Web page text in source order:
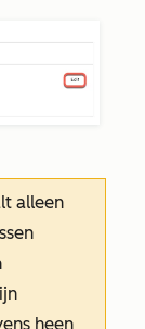
alleen
heen